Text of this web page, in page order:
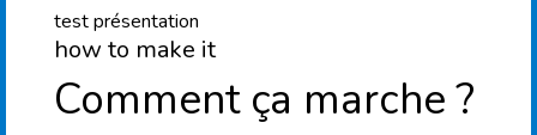
test présentation
how to make it
Comment ça marche ?